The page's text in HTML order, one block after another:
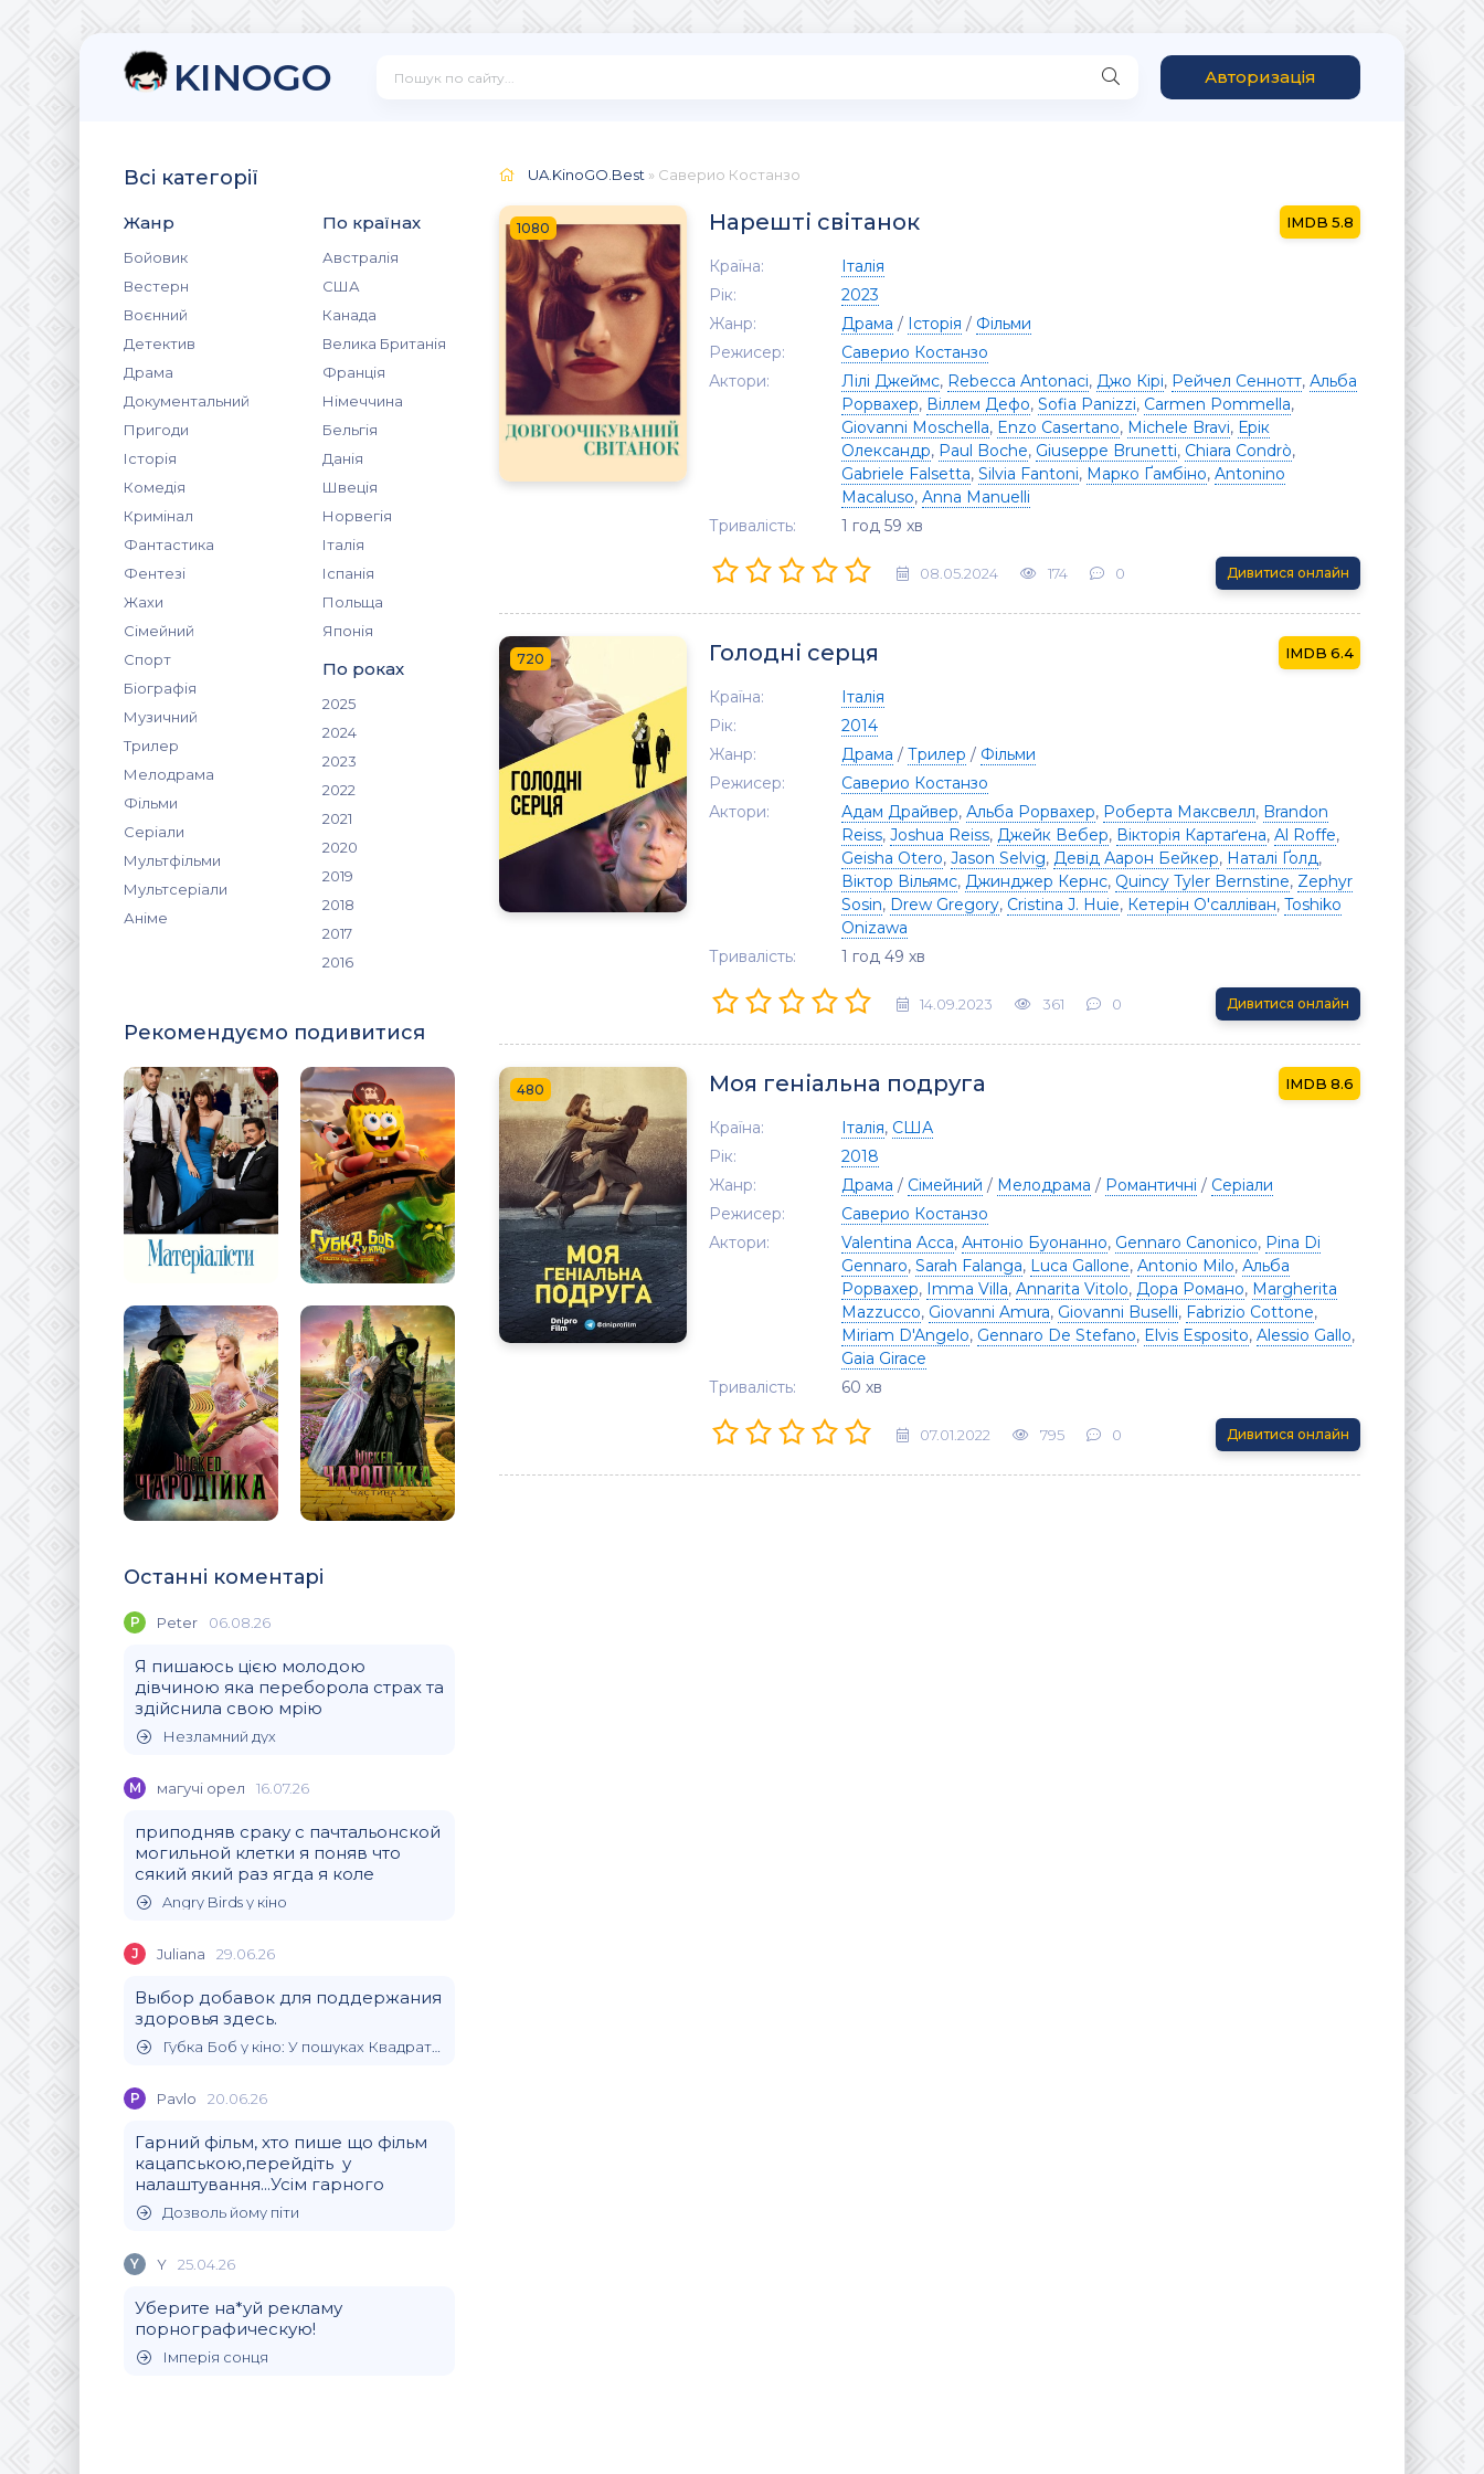
KINOGO Авторизація
Всі категорії
Жанр
Бойовик
Вестерн
Воєнний
Детектив
Драма
Документальний
Пригоди
Історія
Комедія
Кримінал
Фантастика
Фентезі
Жахи
Сімейний
Спорт
Біографія
Музичний
Трилер
Мелодрама
Фільми
Серіали
Мультфільми
Мультсеріали
Аніме
По країнах
Австралія
США
Канада
Велика Британія
Франція
Німеччина
Бельгія
Данія
Швеція
Норвегія
Італія
Іспанія
Польща
Японія
По роках
2025
2024
2023
2022
2021
2020
2019
2018
2017
2016
Рекомендуємо подивитися
Останні коментарі
P Peter 06.08.26
Я пишаюсь цією молодою
дівчиною яка переборола страх та
здійснила свою мрію
Незламний дух
М магучi орел 16.07.26
приподняв сраку с пачтальонской
могильной клетки я поняв что
сякий який раз ягда я коле
Angry Birds у кіно
J Juliana 29.06.26
Выбор добавок для поддержания
здоровья здесь.
Губка Боб у кіно: У пошуках Квадратних Штанів
P Pavlo 20.06.26
Гарний фільм, хто пише що фільм
кацапською,перейдіть у
налаштування...Усім гарного
Дозволь йому піти
Y Y 25.04.26
Уберите на*уй рекламу
порнографическую!
Імперія сонця
UA.KinoGO.Best » Саверио Костанзо
1080 Нарешті світанок 5.8
Країна:
Італія
Рік:
2023
Жанр:
Драма / Історія / Фільми
Режисер:
Саверио Костанзо
Актори:
Лілі Джеймс, Rebecca Antonaci, Джо Кірі, Рейчел Сеннотт, Альба
Рорвахер, Віллем Дефо, Sofia Panizzi, Carmen Pommella,
Giovanni Moschella, Enzo Casertano, Michele Bravi, Ерік
Олександр, Paul Boche, Giuseppe Brunetti, Chiara Condrò,
Gabriele Falsetta, Silvia Fantoni, Марко Ґамбіно, Antonino
Macaluso, Anna Manuelli
Тривалість:
1 год 59 хв
08.05.2024 174 0 Дивитися онлайн
720 Голодні серця 6.4
Країна:
Італія
Рік:
2014
Жанр:
Драма / Трилер / Фільми
Режисер:
Саверио Костанзо
Актори:
Адам Драйвер, Альба Рорвахер, Роберта Максвелл, Brandon
Reiss, Joshua Reiss, Джейк Вебер, Вікторія Картаґена, Al Roffe,
Geisha Otero, Jason Selvig, Девід Аарон Бейкер, Наталі Ґолд,
Віктор Вільямс, Джинджер Кернс, Quincy Tyler Bernstine, Zephyr
Sosin, Drew Gregory, Cristina J. Huie, Кетерін О'салліван, Toshiko
Onizawa
Тривалість:
1 год 49 хв
14.09.2023 361 0 Дивитися онлайн
480 Моя геніальна подруга 8.6
Країна: Італія, США
Рік:
2018
Жанр:
Драма / Сімейний / Мелодрама / Романтичні / Серіали
Режисер:
Саверио Костанзо
Актори:
Valentina Acca, Антоніо Буонанно, Gennaro Canonico, Pina Di
Gennaro, Sarah Falanga, Luca Gallone, Antonio Milo, Альба
Рорвахер, Imma Villa, Annarita Vitolo, Дора Романо, Margherita
Mazzucco, Giovanni Amura, Giovanni Buselli, Fabrizio Cottone,
Miriam D'Angelo, Gennaro De Stefano, Elvis Esposito, Alessio Gallo,
Gaia Girace
Тривалість:
60 хв
07.01.2022 795 0 Дивитися онлайн